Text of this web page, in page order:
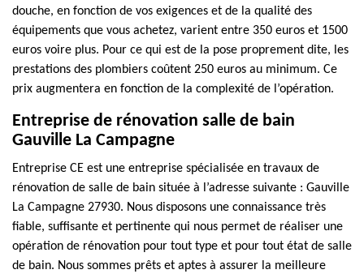
douche, en fonction de vos exigences et de la qualité des
équipements que vous achetez, varient entre 350 euros et 1500
euros voire plus. Pour ce qui est de la pose proprement dite, les
prestations des plombiers coûtent 250 euros au minimum. Ce
prix augmentera en fonction de la complexité de l’opération.
Entreprise de rénovation salle de bain
Gauville La Campagne
Entreprise CE est une entreprise spécialisée en travaux de
rénovation de salle de bain située à l’adresse suivante : Gauville
La Campagne 27930. Nous disposons une connaissance très
fiable, suffisante et pertinente qui nous permet de réaliser une
opération de rénovation pour tout type et pour tout état de salle
de bain. Nous sommes prêts et aptes à assurer la meilleure